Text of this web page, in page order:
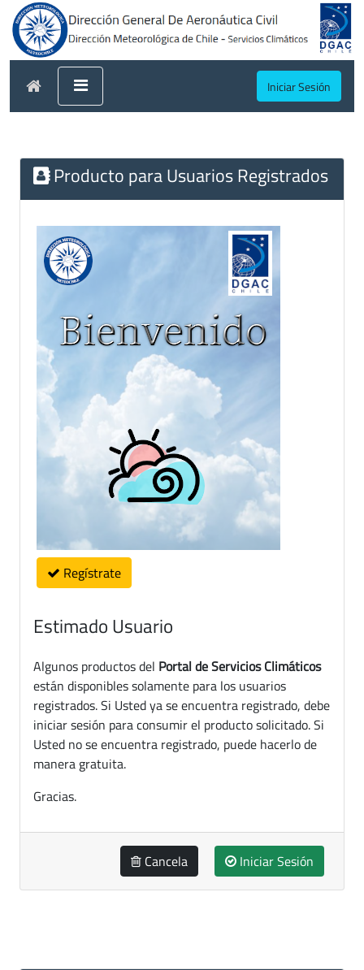
Iniciar Sesión
Producto para Usuarios Registrados
Regístrate
Estimado Usuario
Algunos productos del Portal de Servicios Climáticos
están disponibles solamente para los usuarios
registrados. Si Usted ya se encuentra registrado, debe
iniciar sesión para consumir el producto solicitado. Si
Usted no se encuentra registrado, puede hacerlo de
manera gratuita.
Gracias.
Cancela Iniciar Sesión